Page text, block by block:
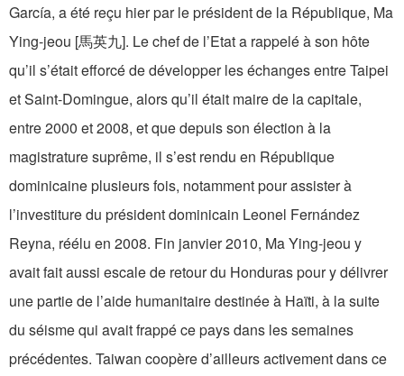
García, a été reçu hier par le président de la République, Ma
Ying-jeou [馬英九]. Le chef de l’Etat a rappelé à son hôte
qu’il s’était efforcé de développer les échanges entre Taipei
et Saint-Domingue, alors qu’il était maire de la capitale,
entre 2000 et 2008, et que depuis son élection à la
magistrature suprême, il s’est rendu en République
dominicaine plusieurs fois, notamment pour assister à
l’investiture du président dominicain Leonel Fernández
Reyna, réélu en 2008. Fin janvier 2010, Ma Ying-jeou y
avait fait aussi escale de retour du Honduras pour y délivrer
une partie de l’aide humanitaire destinée à Haïti, à la suite
du séisme qui avait frappé ce pays dans les semaines
précédentes. Taiwan coopère d’ailleurs activement dans ce